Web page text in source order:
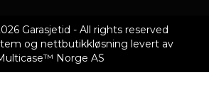
Garasjetid - All rights reserved
og nettbutikkløsning levert av
Norge AS